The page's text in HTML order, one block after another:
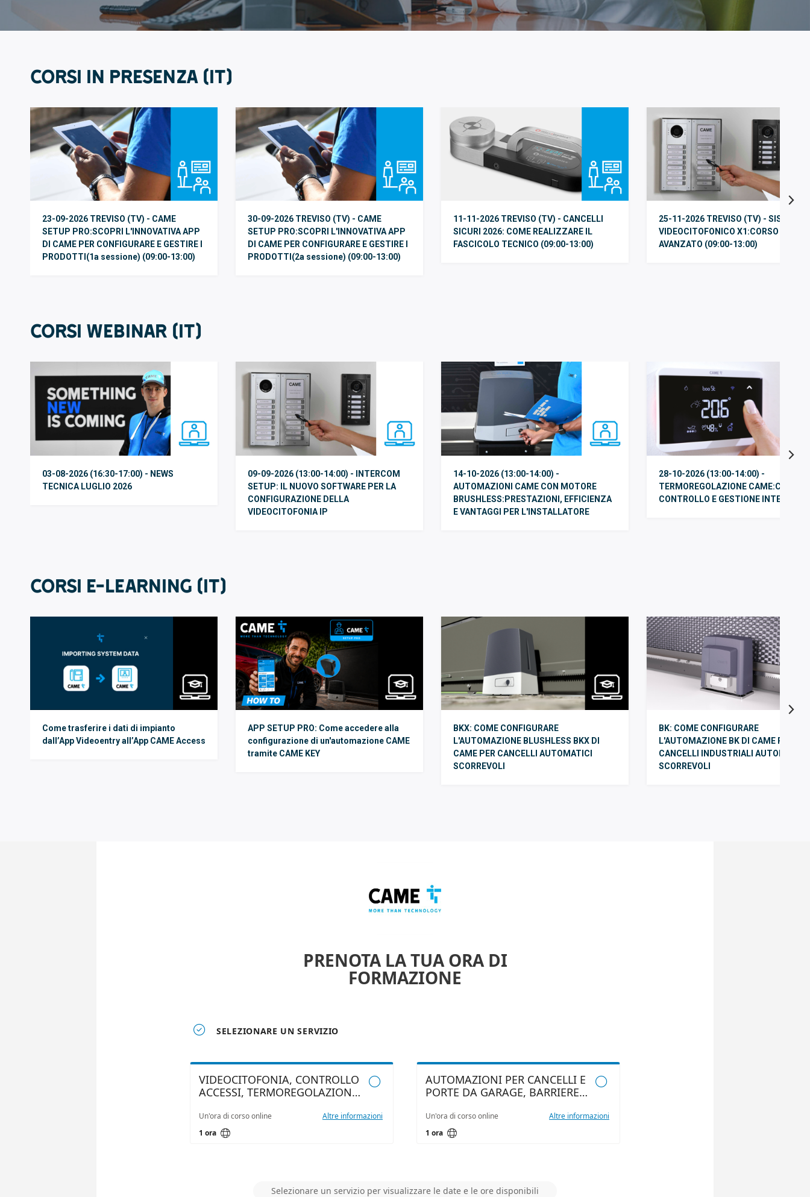
Corsi in PRESENZA (IT)
23-09-2026 TREVISO (TV) - CAME
SETUP PRO:SCOPRI L'INNOVATIVA APP
DI CAME PER CONFIGURARE E GESTIRE I
PRODOTTI(1a sessione) (09:00-13:00)
30-09-2026 TREVISO (TV) - CAME
SETUP PRO:SCOPRI L'INNOVATIVA APP
DI CAME PER CONFIGURARE E GESTIRE I
PRODOTTI(2a sessione) (09:00-13:00)
11-11-2026 TREVISO (TV) - CANCELLI
SICURI 2026: COME REALIZZARE IL
FASCICOLO TECNICO (09:00-13:00)
25-11-2026 TREVISO (TV) - SISTEMA
VIDEOCITOFONICO X1:CORSO
AVANZATO (09:00-13:00)
Corsi WEBINAR (IT)
03-08-2026 (16:30-17:00) - NEWS
TECNICA LUGLIO 2026
09-09-2026 (13:00-14:00) - INTERCOM
SETUP: IL NUOVO SOFTWARE PER LA
CONFIGURAZIONE DELLA
VIDEOCITOFONIA IP
14-10-2026 (13:00-14:00) -
AUTOMAZIONI CAME CON MOTORE
BRUSHLESS:PRESTAZIONI, EFFICIENZA
E VANTAGGI PER L'INSTALLATORE
28-10-2026 (13:00-14:00) -
TERMOREGOLAZIONE
CONTROLLO E GESTIONE
Corsi E-LEARNING (IT)
Come trasferire i dati di impianto
dall’App Videoentry all’App CAME Access
APP SETUP PRO: Come accedere alla
configurazione di un'automazione CAME
tramite CAME KEY
BKX: COME CONFIGURARE
L'AUTOMAZIONE BLUSHLESS BKX DI
CAME PER CANCELLI AUTOMATICI
SCORREVOLI
BK: COME CONFIGURARE
L'AUTOMAZIONE BK DI CAME PER
CANCELLI INDUSTRIALI AUTOMATICI
SCORREVOLI